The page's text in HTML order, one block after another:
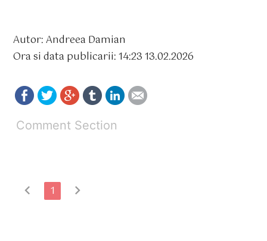
Autor: Andreea Damian
Ora si data publicarii: 14:23 13.02.2026
Comment Section
chevron_left 1 chevron_right